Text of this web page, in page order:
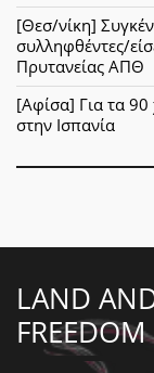
[Θεσ/νίκη]
συλληφθέντες/
Πρυτανείας ΑΠΘ
[Αφίσα] Για τα
στην Ισπανία
LAND
FREEDOM